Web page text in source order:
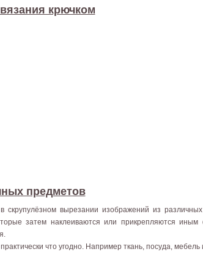
крючком
предметов
скрупулёзном вырезании изображений из
затем наклеиваются или прикрепляются иным
что угодно. Например ткань, посуда, мебель